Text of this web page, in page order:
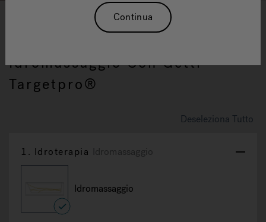
1 2 3
Idromassaggio Con Getti
Targetpro®
Deseleziona Tutto
1. Idroterapia Idromassaggio
Idromassaggio
selected
Continua